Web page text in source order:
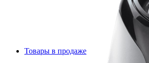
Товары в продаже